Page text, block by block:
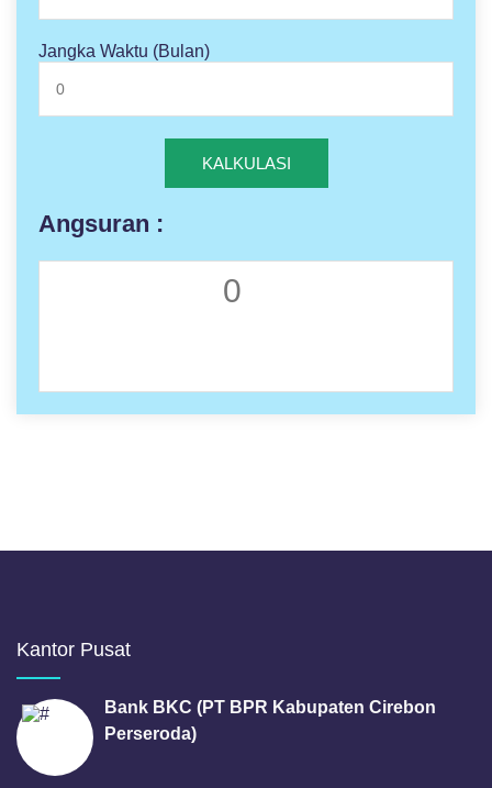
Jangka Waktu (Bulan)
KALKULASI
Angsuran :
Kantor Pusat
Bank BKC (PT BPR Kabupaten Cirebon
Perseroda)